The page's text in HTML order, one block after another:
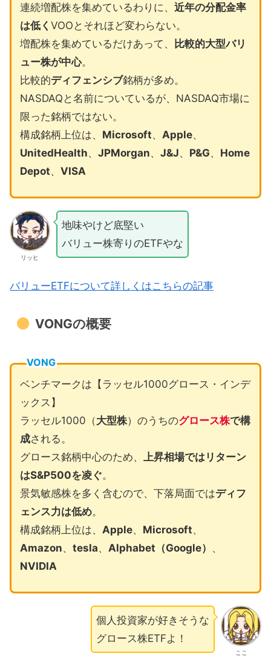
連続増配株を集めているわりに、 近年の分配金率
は低く VOOとそれほど変わらない。
増配株を集めているだけあって、
比較的大型バリ
ュー株が中心。
比較的ディフェンシブ銘柄が多め。
NASDAQと名前についているが、NASDAQ市場に
限った銘柄ではない。
構成銘柄上位は、 Microsoft、 Apple、
UnitedHealth、 JPMorgan、 J&J、 P&G、 Home
Depot、 VISA
リッヒ
地味やけど底堅い
バリュー株寄りのETFやな
バリューETFについて詳しくはこちらの記事
VONGの概要
VONG
ベンチマークは【ラッセル1000グロース・インデ
ックス】
ラッセル1000（大型株）のうちのグロース株で構
成される。
グロース銘柄中心のため、
上昇相場ではリターン
はS&P500を凌ぐ。
景気敏感株を多く含むので、下落局面ではディフ
ェンス力は低め。
構成銘柄上位は、 Apple、 Microsoft、
Amazon、 tesla、 Alphabet（Google） 、
NVIDIA
ここ
個人投資家が好きそうな
グロース株ETFよ！